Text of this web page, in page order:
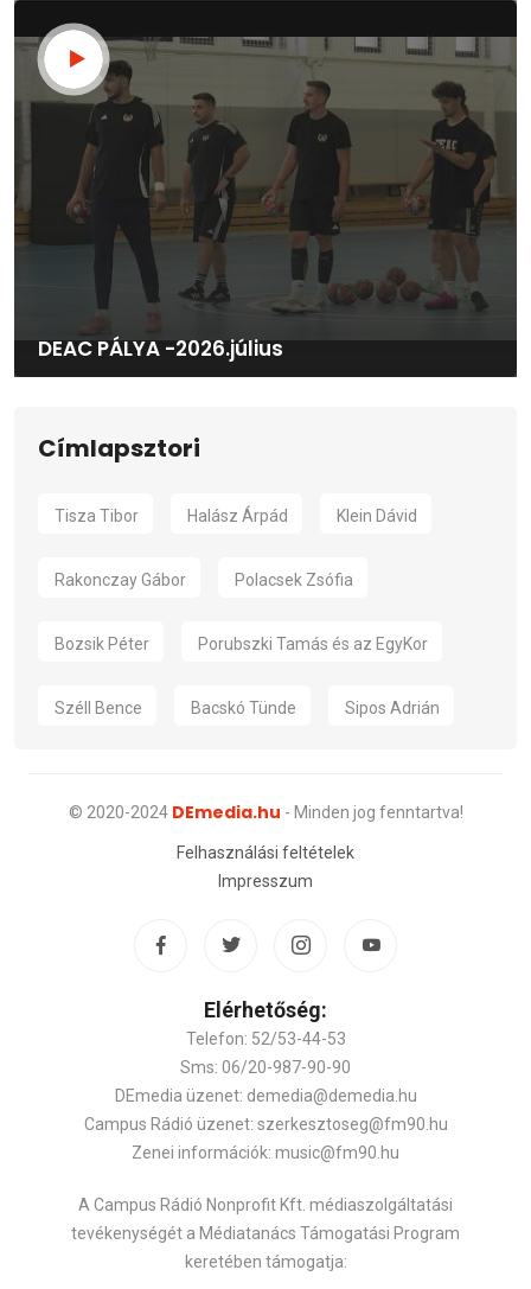
DEAC PÁLYA -2026.július
Címlapsztori
Tisza Tibor Halász Árpád Klein Dávid
Rakonczay Gábor Polacsek Zsófia
Bozsik Péter Porubszki Tamás és az EgyKor
Széll Bence Bacskó Tünde Sipos Adrián
© 2020-2024 DEmedia.hu - Minden jog fenntartva!
Felhasználási feltételek
Impresszum
Elérhetőség:
Telefon: 52/53-44-53
Sms: 06/20-987-90-90
DEmedia üzenet: demedia@demedia.hu
Campus Rádió üzenet: szerkesztoseg@fm90.hu
Zenei információk: music@fm90.hu
A Campus Rádió Nonprofit Kft. médiaszolgáltatási
tevékenységét a Médiatanács Támogatási Program
keretében támogatja: